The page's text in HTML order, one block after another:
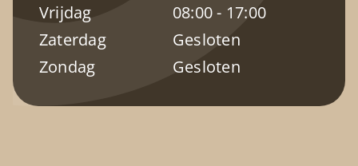
Vrijdag
08:00 - 17:00
Zaterdag
Gesloten
Zondag
Gesloten